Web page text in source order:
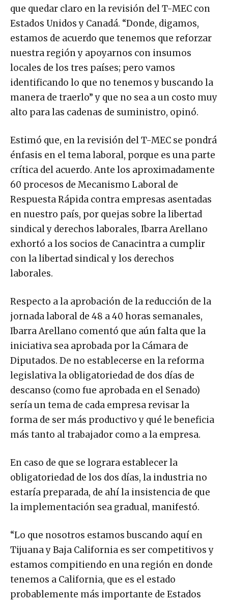
que quedar claro en la revisión del T-MEC con
Estados Unidos y Canadá. “Donde, digamos,
estamos de acuerdo que tenemos que reforzar
nuestra región y apoyarnos con insumos
locales de los tres países; pero vamos
identificando lo que no tenemos y buscando la
manera de traerlo” y que no sea a un costo muy
alto para las cadenas de suministro, opinó.
Estimó que, en la revisión del T-MEC se pondrá
énfasis en el tema laboral, porque es una parte
crítica del acuerdo. Ante los aproximadamente
60 procesos de Mecanismo Laboral de
Respuesta Rápida contra empresas asentadas
en nuestro país, por quejas sobre la libertad
sindical y derechos laborales, Ibarra Arellano
exhortó a los socios de Canacintra a cumplir
con la libertad sindical y los derechos
laborales.
Respecto a la aprobación de la reducción de la
jornada laboral de 48 a 40 horas semanales,
Ibarra Arellano comentó que aún falta que la
iniciativa sea aprobada por la Cámara de
Diputados. De no establecerse en la reforma
legislativa la obligatoriedad de dos días de
descanso (como fue aprobada en el Senado)
sería un tema de cada empresa revisar la
forma de ser más productivo y qué le beneficia
más tanto al trabajador como a la empresa.
En caso de que se lograra establecer la
obligatoriedad de los dos días, la industria no
estaría preparada, de ahí la insistencia de que
la implementación sea gradual, manifestó.
“Lo que nosotros estamos buscando aquí en
Tijuana y Baja California es ser competitivos y
estamos compitiendo en una región en donde
tenemos a California, que es el estado
probablemente más importante de Estados